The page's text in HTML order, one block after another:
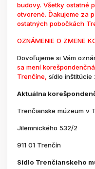
budovy. Všetky ostatné
otvorené. Ďakujeme za
ostatných pobočkách
OZNÁMENIE O ZMENE
Dovoľujeme si Vám
sa mení
Trenčíne, sídlo inštitúcie
Aktuálna
Trenčianske múzeum v
Jilemnického 532/2
911 01 Trenčín
Sídlo Trenčianskeho